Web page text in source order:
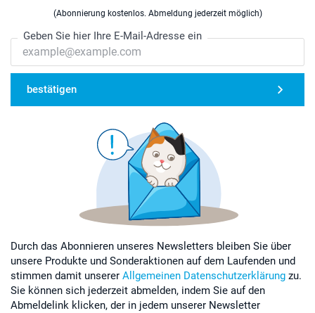
(Abonnierung kostenlos. Abmeldung jederzeit möglich)
Geben Sie hier Ihre E-Mail-Adresse ein
bestätigen
Durch das Abonnieren unseres Newsletters bleiben Sie über
unsere Produkte und Sonderaktionen auf dem Laufenden und
stimmen damit unserer Allgemeinen Datenschutzerklärung zu.
Sie können sich jederzeit abmelden, indem Sie auf den
Abmeldelink klicken, der in jedem unserer Newsletter